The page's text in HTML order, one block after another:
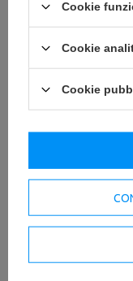
Altezza
Cookie
Cookie
Cookie